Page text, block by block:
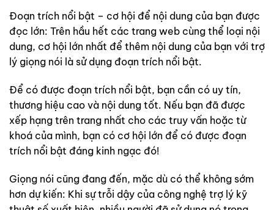
Đoạn trích nổi bật – cơ hội để nội dung của bạn được
đọc lớn: Trên hầu hết các trang web cùng thể loại nội
dung, cơ hội lớn nhất để thêm nội dung của bạn với trợ
lý giọng nói là sử dụng đoạn trích nổi bật.
Để có được đoạn trích nổi bật, bạn cần có uy tín,
thương hiệu cao và nội dung tốt. Nếu bạn đã được
xếp hạng trên trang nhất cho các truy vấn hoặc từ
khoá của mình, bạn có cơ hội lớn để có được đoạn
trích nổi bật đáng kinh ngạc đó!
Giọng nói cũng đang đến, mặc dù có thể không sớm
hơn dự kiến: Khi sự trỗi dậy của công nghệ trợ lý kỹ